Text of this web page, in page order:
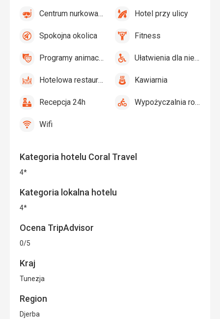
Kategoria hotelu Coral Travel
4*
Kategoria lokalna hotelu
4*
Ocena TripAdvisor
0/5
Kraj
Tunezja
Region
Djerba
parasole
plaży
dzieci
Centrum
Centrum nurkowania
tak
Hotel
ulicy
Hotel przy ulicy
tak
Spokojna
Spokojna okolica
tak FitnessFitness
tak
Programy
Programy animacyjne
tak
Ułatwienia
niepełnosprawnych
Ułatwienia dla niepełnosprawnych
tak
Hotelowa
Hotelowa restauracja
tak KawiarniaKawiarnia
tak
RecepcjaRecepcja 24h
tak
Wypożyczalnia
Wypożyczalnia rowerów
tak
Wifi Wifi
tak